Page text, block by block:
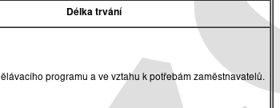
Délka trvání
programu a ve vztahu k potřebám zaměstnavatelů.